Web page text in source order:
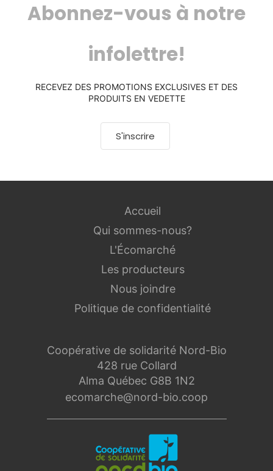
Abonnez-vous à notre
infolettre!
RECEVEZ DES PROMOTIONS EXCLUSIVES ET DES
PRODUITS EN VEDETTE
S'inscrire
Coopérative de solidarité Nord-Bio
428 rue Collard
Alma Québec G8B 1N2
ecomarche@nord-bio.coop
Accueil
Qui sommes-nous?
L'Écomarché
Les producteurs
Nous joindre
Politique de confidentialité